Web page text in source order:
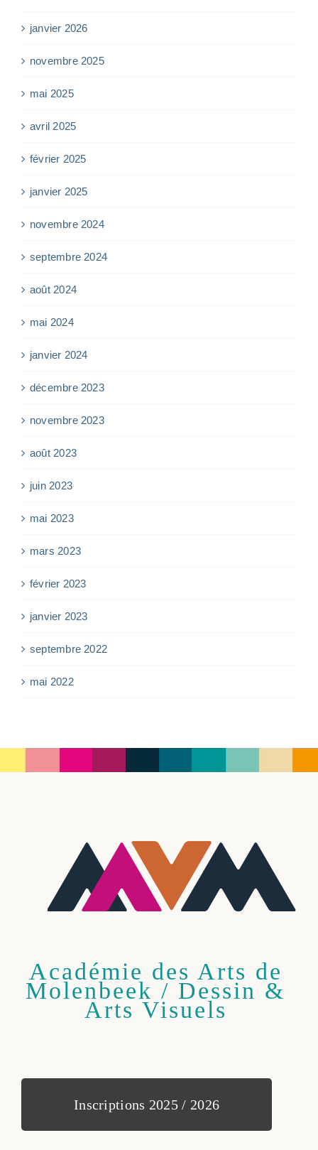
janvier 2026
novembre 2025
mai 2025
avril 2025
février 2025
janvier 2025
novembre 2024
septembre 2024
août 2024
mai 2024
janvier 2024
décembre 2023
novembre 2023
août 2023
juin 2023
mai 2023
mars 2023
février 2023
janvier 2023
septembre 2022
mai 2022
Académie des Arts de
Molenbeek / Dessin &
Arts Visuels
Inscriptions 2025 / 2026